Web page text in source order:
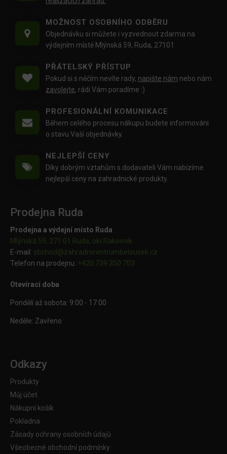
MOŽNOST OSOBNÍHO ODBĚRU
Objednávku si můžete i vyzvednout zdarma na
výdejním místě Mlýnská 59, Ruda, 27101
PŘÁTELSKÝ PŘÍSTUP
Pokud si s něčím nevíte rady, napište nám nebo nám
zavolejte, rádi Vám poradíme :)
PROFESIONÁLNÍ KOMUNIKACE
Během celého procesu nákupu budete informováni
o stavu Vaší objednávky.
NEJLEPŠÍ CENY
Díky dobrým vztahům s dodavateli Vám nabízíme
nejlepší ceny na zahradnické produkty.
Prodejna Ruda
Prodejna a výdejní místo Ruda
Mlýnská 59, 271 01 Ruda, okr.Rakovník
E-mail: obchod@zahradnicentrumbelousek.cz
Telefon na prodejnu: +420 739 350 703
Otevírací doba
Pondělí až sobota: 9:00 - 17:00
Neděle: Zavřeno
Odkazy
Produkty
Můj účet
Nákupní košík
Pokladna
Zásady ochrany osobních údajů
Všeobecné obchodní podmínky